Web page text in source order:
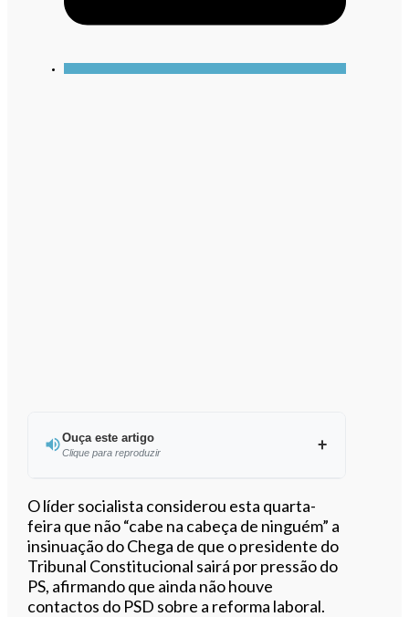
Ouça este artigo
Clique para reproduzir
Ouvir este artigo
O líder socialista considerou esta quarta-
feira que não “cabe na cabeça de ninguém” a
insinuação do Chega de que o presidente do
Tribunal Constitucional sairá por pressão do
PS, afirmando que ainda não houve
contactos do PSD sobre a reforma laboral.